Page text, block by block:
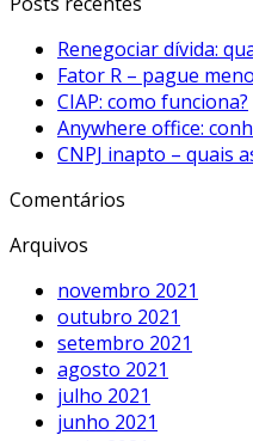
Renegociar dívida:
Fator R – pague
CIAP: como funciona?
Anywhere office:
CNPJ inapto – quais
Comentários
Arquivos
novembro 2021
outubro 2021
setembro 2021
agosto 2021
julho 2021
junho 2021